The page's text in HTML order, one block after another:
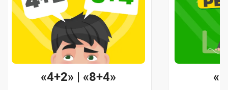
«4+2» | «8+4»